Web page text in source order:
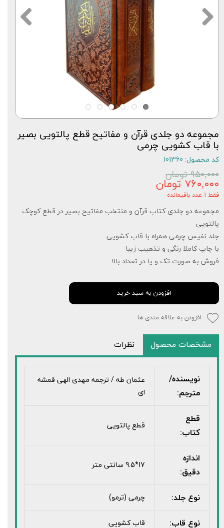
مجموعه دو جلدی قرآن و مفاتیح قطع پالتویی بصیر
با قاب کشویی چرمی
کد محصول: 101360
۹۵۰,۰۰۰ تومان
۷۶۰,۰۰۰ تومان
فقط ۱ عدد باقیمانده
مجموعه دو جلدی کتاب قرآن و منتخب مفاتیح بصیر در قطع کوچک
پالتویی
جلد نفیس چرمی همراه با قاب کشویی
با چاپ کاملا رنگی و تذهیب زیبا
فروش به صورت تک و یا در تعداد بالا
افزودن به سبد خرید
افزودن به علاقه مندی ها
مشخصات محصول نظرات
نویسنده/
مترجم:
عثمان طه / ترجمه مهدی الهی قمشه
ای
قطع
کتاب:
قطع پالتویی
اندازه
دقیق:
17*9.5 سانتی متر
نوع جلد: چرمی (ترمو)
نوع قاب: قاب کشویی